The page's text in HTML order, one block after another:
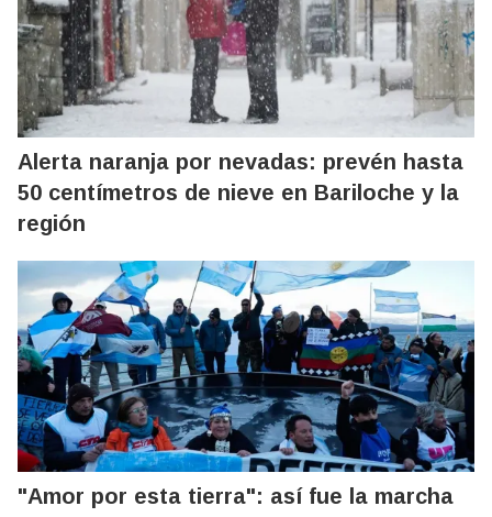
Alerta naranja por nevadas: prevén hasta
50 centímetros de nieve en Bariloche y la
región
"Amor por esta tierra": así fue la marcha